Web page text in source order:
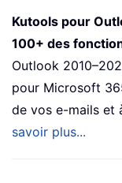
Kutools pour
100+ des
Outlook
pour Microsoft
de vos e-mails et
savoir plus...